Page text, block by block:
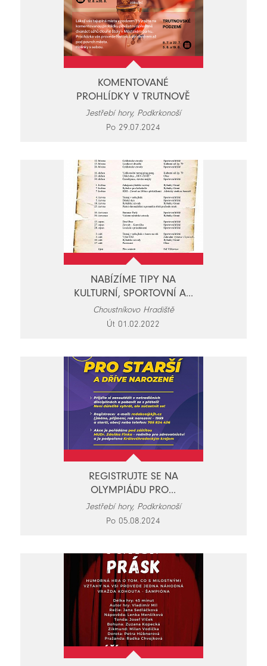
KOMENTOVANÉ
PROHLÍDKY V TRUTNOVĚ
Jestřebí hory, Podkrkonoší
Po 29.07.2024
NABÍZÍME TIPY NA
KULTURNÍ, SPORTOVNÍ A...
Choustníkovo Hradiště
Út 01.02.2022
REGISTRUJTE SE NA
OLYMPIÁDU PRO...
Jestřebí hory, Podkrkonoší
Po 05.08.2024